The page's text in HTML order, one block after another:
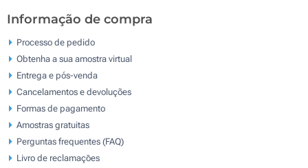
Informação de compra
Processo de pedido
Obtenha a sua amostra virtual
Entrega e pós-venda
Cancelamentos e devoluções
Formas de pagamento
Amostras gratuitas
Perguntas frequentes (FAQ)
Livro de reclamaçōes